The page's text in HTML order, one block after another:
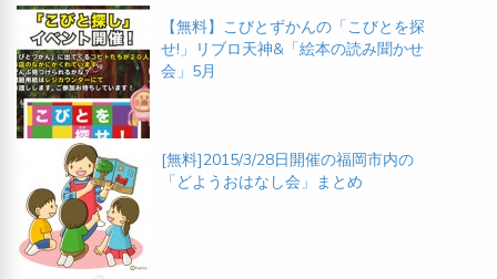
【無料】こびとずかんの「こびとを探
せ!」リブロ天神&「絵本の読み聞かせ
会」5月
[無料]2015/3/28日開催の福岡市内の
「どようおはなし会」まとめ